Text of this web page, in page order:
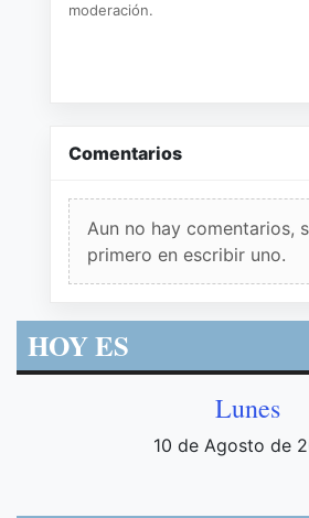
moderación.
Comentarios
Aun no hay comentarios,
primero en escribir uno.
HOY ES
Lunes
10 de Agosto de